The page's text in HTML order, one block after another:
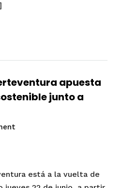
apuesta
junto a
está a la vuelta de